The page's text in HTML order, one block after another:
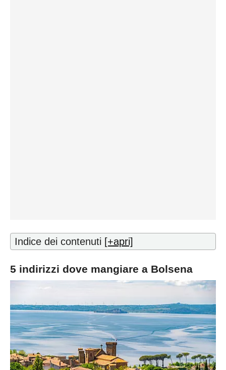
Indice dei contenuti [+apri]
5 indirizzi dove mangiare a Bolsena